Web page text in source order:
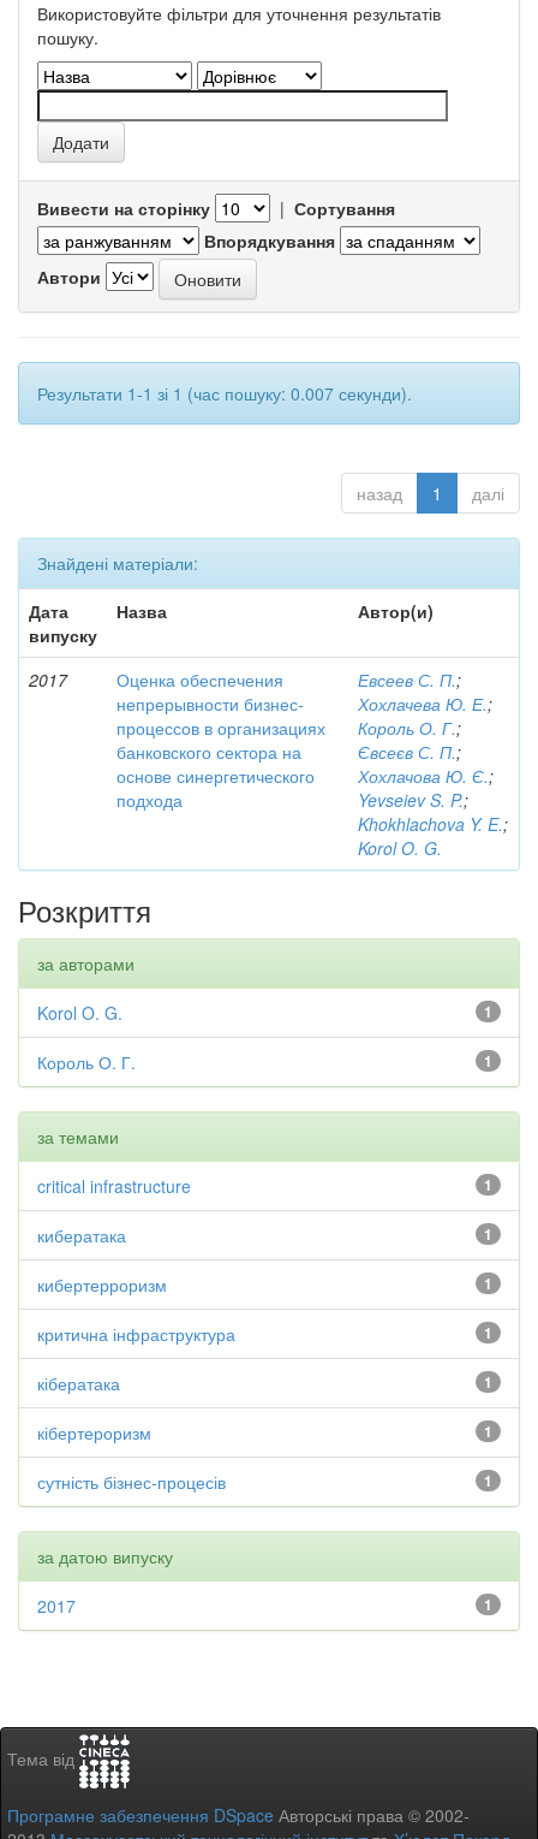
Використовуйте фільтри для уточнення результатів
пошуку.
Вивести на сторінку | Сортування
Впорядкування
Автори
Результати 1-1 зі 1 (час пошуку: 0.007 секунди).
назад 1 далі
Знайдені матеріали:
Дата
випуску
Назва Автор(и)
2017
Оценка обеспечения
непрерывности бизнес-
процессов в организациях
банковского сектора на
основе синергетического
подхода
Евсеев С. П.;
Хохлачева Ю. Е.;
Король О. Г.;
Євсеєв С. П.;
Хохлачова Ю. Є.;
Yevseiev S. P.;
Khokhlachova Y. E.;
Korol O. G.
Розкриття
за авторами
1
Korol O. G.
1
Король О. Г.
за темами
1
critical infrastructure
1
кибератака
1
кибертерроризм
1
критична інфраструктура
1
кібератака
1
кібертероризм
1
сутність бізнес-процесів
за датою випуску
1
2017
Тема від
Програмне забезпечення DSpace Авторські права © 2002-